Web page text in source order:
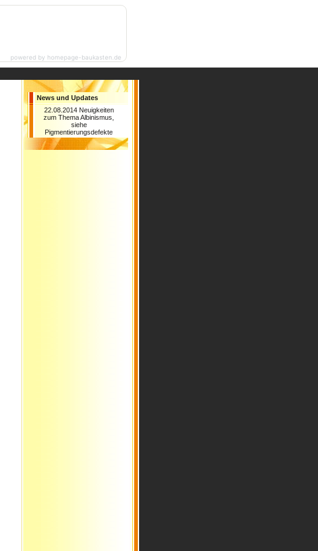
News und Updates
22.08.2014 Neuigkeiten
zum Thema Albinismus,
siehe
Pigmentierungsdefekte
powered by homepage-baukasten.de